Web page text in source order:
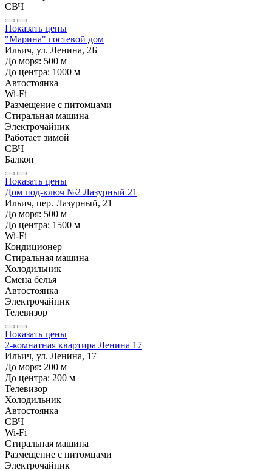
СВЧ
Показать цены
"Марина" гостевой дом
Ильич, ул. Ленина, 2Б
До моря: 500 м
До центра: 1000 м
Автостоянка
Wi-Fi
Размещение с питомцами
Стиральная машина
Электрочайник
Работает зимой
СВЧ
Балкон
Показать цены
Дом под-ключ №2 Лазурный 21
Ильич, пер. Лазурный, 21
До моря: 500 м
До центра: 1500 м
Wi-Fi
Кондиционер
Стиральная машина
Холодильник
Смена белья
Автостоянка
Электрочайник
Телевизор
Показать цены
2-комнатная квартира Ленина 17
Ильич, ул. Ленина, 17
До моря: 200 м
До центра: 200 м
Телевизор
Холодильник
Автостоянка
СВЧ
Wi-Fi
Стиральная машина
Размещение с питомцами
Электрочайник